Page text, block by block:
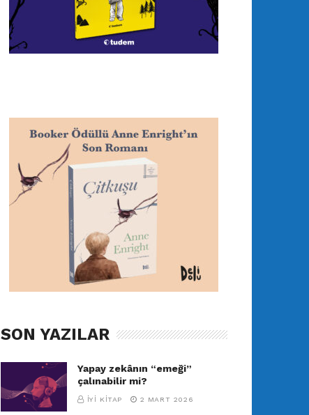
SON YAZILAR
Yapay zekânın “emeği”
çalınabilir mi?
İYI KITAP 2 MART 2026